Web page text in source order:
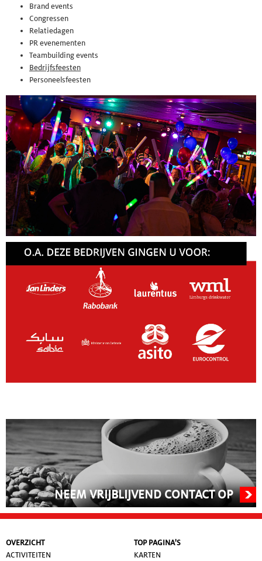
Brand events
Congressen
Relatiedagen
PR evenementen
Teambuilding events
Bedrijfsfeesten
Personeelsfeesten
NEEM VRIJBLIJVEND CONTACT OP
OVERZICHT
ACTIVITEITEN
TOP PAGINA'S
KARTEN